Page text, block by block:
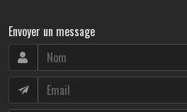
Envoyer un message